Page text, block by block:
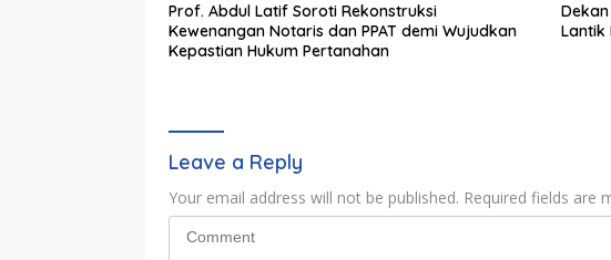
Prof. Abdul Latif Soroti Rekonstruksi
Kewenangan Notaris dan PPAT demi Wujudkan
Kepastian Hukum Pertanahan
Lantik
Leave a Reply
Your email address will not be published. Required fields are